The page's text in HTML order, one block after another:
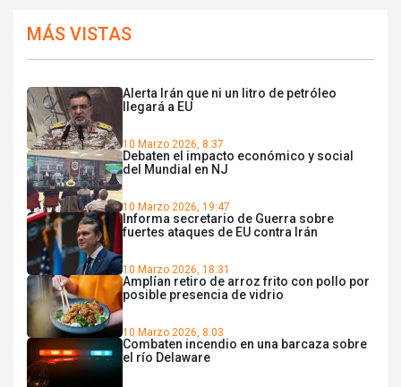
MÁS VISTAS
Alerta Irán que ni un litro de petróleo
llegará a EU
10 Marzo 2026, 8:37
Debaten el impacto económico y social
del Mundial en NJ
10 Marzo 2026, 19:47
Informa secretario de Guerra sobre
fuertes ataques de EU contra Irán
10 Marzo 2026, 18:31
Amplían retiro de arroz frito con pollo por
posible presencia de vidrio
10 Marzo 2026, 8:03
Combaten incendio en una barcaza sobre
el río Delaware